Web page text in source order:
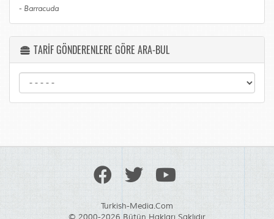
- Barracuda
TARİF GÖNDERENLERE GÖRE ARA-BUL
Turkish-Media.Com